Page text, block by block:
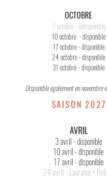
OCTOBRE
3 octobre - indisponible
10 octobre - disponible
17 octobre- disponible
24 octobre- disponible
31 octobre- disponible
Disponible également en novembre
SAISON 2027
AVRIL
3 avril - disponible
10 avril - disponible
17 avril - disponible
24 avril - Lauralee +